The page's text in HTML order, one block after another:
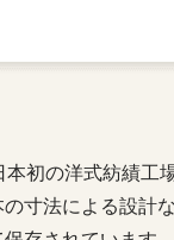
初の洋式紡績工
寸法による設計